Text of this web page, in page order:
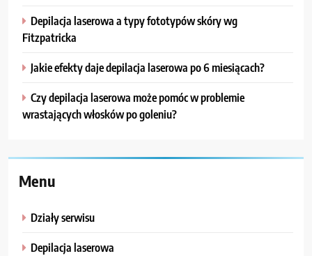
Depilacja laserowa a typy fototypów skóry wg
Fitzpatricka
Jakie efekty daje depilacja laserowa po 6 miesiącach?
Czy depilacja laserowa może pomóc w problemie
wrastających włosków po goleniu?
Menu
Działy serwisu
Depilacja laserowa